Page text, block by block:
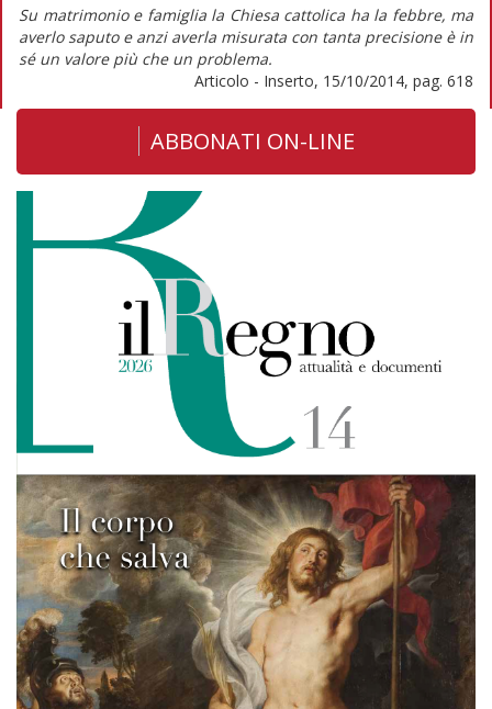
Su matrimonio e famiglia la Chiesa cattolica ha la febbre, ma
averlo saputo e anzi averla misurata con tanta precisione è in
sé un valore più che un problema.
Articolo - Inserto, 15/10/2014, pag. 618
ABBONATI ON-LINE